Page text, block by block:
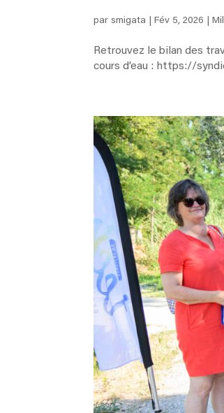
parsmigata |Fév 5, 2026 |
Retrouvez le bilan des
cours d’eau : https://